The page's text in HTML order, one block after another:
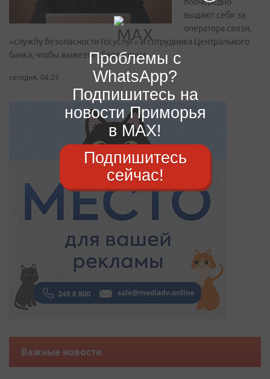
поочерёдно
выдают себя за
оператора связи,
«службу безопасности Госуслуг» и сотрудника Центрального
банка, чтобы вывезти сбережения
сегодня, 04:25
Важные новости
Проблемы с
WhatsApp?
Подпишитесь на
новости Приморья
в MAX!
Подпишитесь
сейчас!